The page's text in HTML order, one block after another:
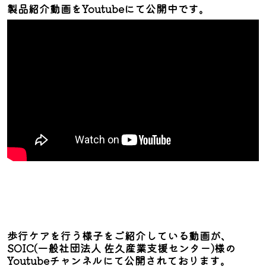
製品紹介動画をYoutubeにて公開中です。
歩行ケアを行う様子をご紹介している動画が、
SOIC(一般社団法人 佐久産業支援センター)様の
Youtubeチャンネルにて公開されております。